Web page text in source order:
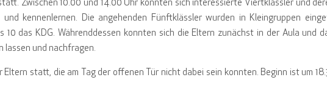
Zwischen 10.00 und 14.00 Uhr konnten sich interessierte Viertklässler und
und kennenlernen. Die angehenden Fünftklässler wurden in Kleingruppen
10 das KDG. Währenddessen konnten sich die Eltern zunächst in der Aula und
lassen und nachfragen.
statt, die am Tag der offenen Tür nicht dabei sein konnten. Beginn ist um